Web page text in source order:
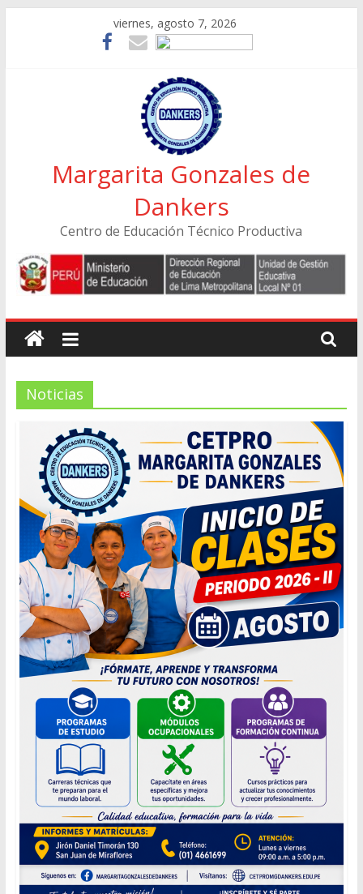
viernes, agosto 7, 2026
Margarita Gonzales de
Dankers
Centro de Educación Técnico Productiva
Noticias